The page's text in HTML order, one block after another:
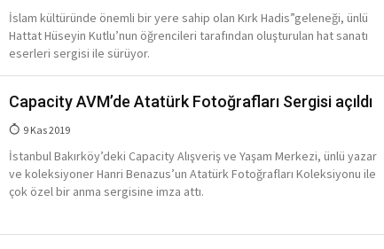
İslam kültüründe önemli bir yere sahip olan Kırk Hadis”geleneği, ünlü
Hattat Hüseyin Kutlu’nun öğrencileri tarafından oluşturulan hat sanatı
eserleri sergisi ile sürüyor.
Capacity AVM’de Atatürk Fotoğrafları Sergisi açıldı
9 Kas 2019
İstanbul Bakırköy’deki Capacity Alışveriş ve Yaşam Merkezi, ünlü yazar
ve koleksiyoner Hanri Benazus’un Atatürk Fotoğrafları Koleksiyonu ile
çok özel bir anma sergisine imza attı.